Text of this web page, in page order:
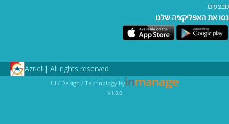
מבצעים
נסו את האפליקציה שלנו
All rights reserved |
Azrieli
UI / Design / Technology by
v1.0.0